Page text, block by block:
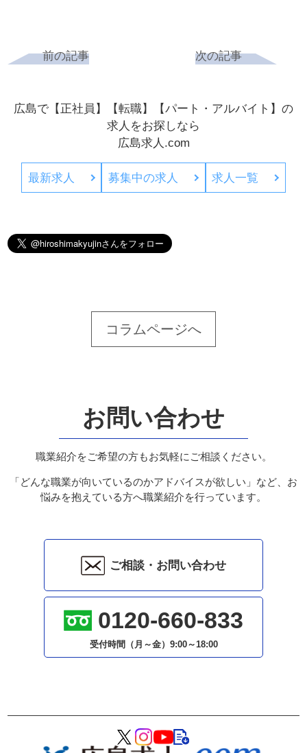
前の記事 次の記事
広島で【正社員】【転職】【パート・アルバイト】の
求人をお探しなら
広島求人.com
最新求人 募集中の求人 求人一覧
コラムページへ
お問い合わせ
職業紹介をご希望の方もお気軽にご相談ください。
「どんな職業が向いているのかアドバイスが欲しい」など、お
悩みを抱えている方へ職業紹介を行っています。
ご相談・お問い合わせ
0120-660-833
受付時間（月～金） 9:00～18:00